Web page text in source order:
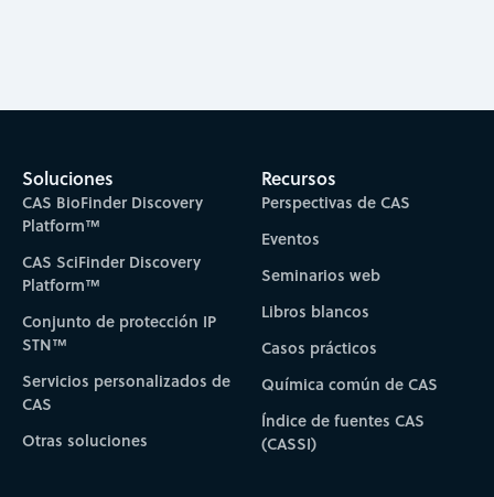
Soluciones
CAS BioFinder Discovery
Platform™
CAS SciFinder Discovery
Platform™
Conjunto de protección IP
STN™
Servicios personalizados de
CAS
Otras soluciones
Recursos
Perspectivas de CAS
Eventos
Seminarios web
Libros blancos
Casos prácticos
Química común de CAS
Índice de fuentes CAS
(CASSI)